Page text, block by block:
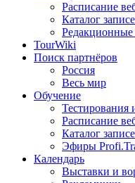
Расписание
Каталог
TourWiki
Поиск партнёров
Россия
Весь мир
Обучение
Тестирования
Расписание
Каталог
Эфиры
Календарь
Выставки и